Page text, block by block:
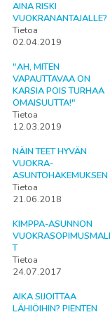
AINA RISKI
VUOKRANANTAJALLE?
Tietoa
02.04.2019
"AH, MITEN
VAPAUTTAVAA ON
KARSIA POIS TURHAA
OMAISUUTTA!"
Tietoa
12.03.2019
NÄIN TEET HYVÄN
VUOKRA-
ASUNTOHAKEMUKSEN
Tietoa
21.06.2018
KIMPPA-ASUNNON
T
Tietoa
24.07.2017
AIKA SIJOITTAA
LÄHIÖIHIN? PIENTEN